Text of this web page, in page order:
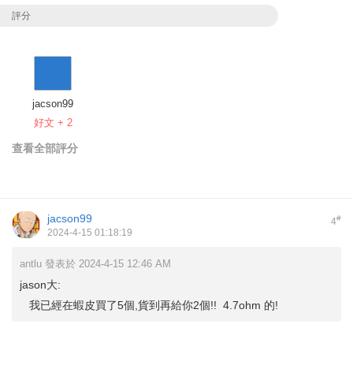
評分
jacson99
好文 + 2
查看全部評分
4#
jacson99
2024-4-15 01:18:19
antlu 發表於 2024-4-15 12:46 AM
jason大:
我已經在蝦皮買了5個,貨到再給你2個!! 4.7ohm 的!